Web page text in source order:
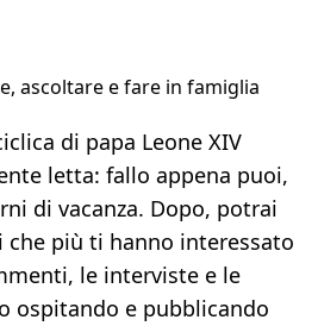
ascoltare e fare in famiglia
di papa Leone XIV
letta: fallo appena puoi,
di vacanza. Dopo, potrai
più ti hanno interessato
le interviste e le
ospitando e pubblicando